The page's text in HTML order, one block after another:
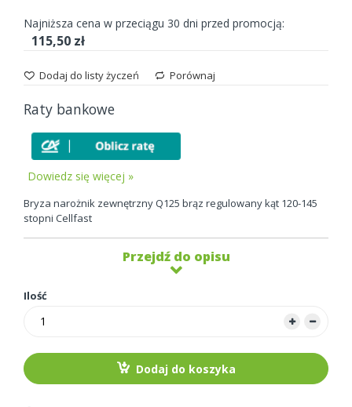
Najniższa cena w przeciągu 30 dni przed promocją:
115,50 zł
Dodaj do listy życzeń Porównaj
Raty bankowe
Dowiedz się więcej »
Bryza narożnik zewnętrzny Q125 brąz regulowany kąt 120-145
stopni Cellfast
Przejdź do opisu
Ilość
Dodaj do koszyka